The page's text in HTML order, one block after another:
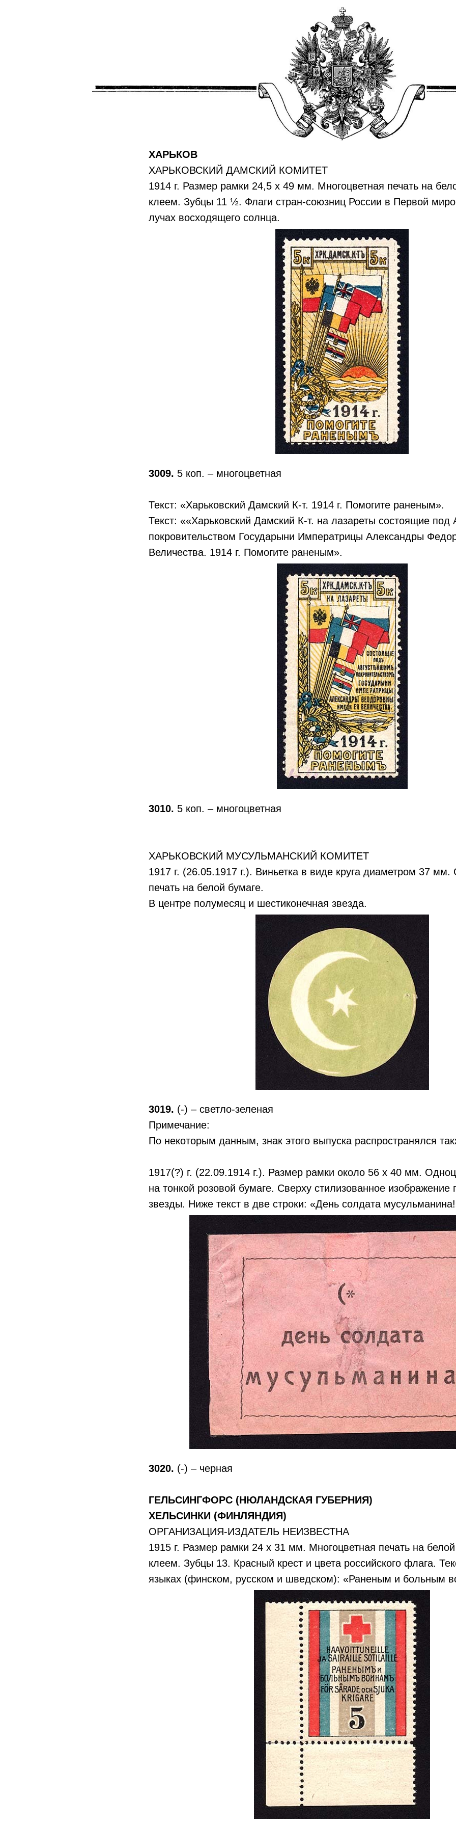
ХАРЬКОВ
ХАРЬКОВСКИЙ ДАМСКИЙ КОМИТЕТ
1914 г. Размер рамки 24,5 х 49 мм. Многоцветная печать на
клеем. Зубцы 11 ½. Флаги стран-союзниц России в Первой
лучах восходящего солнца.
3009. 5 коп. – многоцветная
Текст: «Харьковский Дамский К-т. 1914 г. Помогите раненым».
Текст: ««Харьковский Дамский К-т. на лазареты состоящие под
покровительством Государыни Императрицы Александры
Величества. 1914 г. Помогите раненым».
3010. 5 коп. – многоцветная
ХАРЬКОВСКИЙ МУСУЛЬМАНСКИЙ КОМИТЕТ
1917 г. (26.05.1917 г.). Виньетка в виде круга диаметром 37 мм.
печать на белой бумаге.
В центре полумесяц и шестиконечная звезда.
3019. (-) – светло-зеленая
Примечание:
По некоторым данным, знак этого выпуска распространялся
1917(?) г. (22.09.1914 г.). Размер рамки около 56 х 40 мм.
на тонкой розовой бумаге. Сверху стилизованное изображение
звезды. Ниже текст в две строки: «День солдата
3020. (-) – черная
ГЕЛЬСИНГФОРС (НЮЛАНДСКАЯ ГУБЕРНИЯ)
ХЕЛЬСИНКИ (ФИНЛЯНДИЯ)
ОРГАНИЗАЦИЯ-ИЗДАТЕЛЬ НЕИЗВЕСТНА
1915 г. Размер рамки 24 х 31 мм. Многоцветная печать на
клеем. Зубцы 13. Красный крест и цвета российского флага.
языках (финском, русском и шведском): «Раненым и больным